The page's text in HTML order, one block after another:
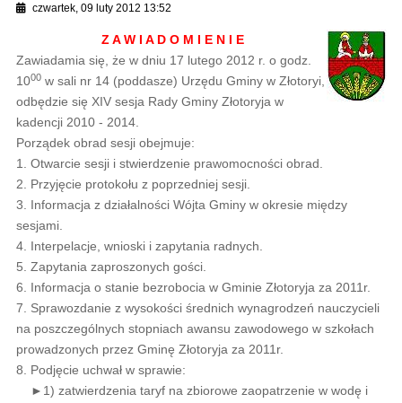
czwartek, 09 luty 2012 13:52
Z A W I A D O M I E N I E
Zawiadamia się, że w dniu 17 lutego 2012 r. o godz.
1000w sali nr 14 (poddasze) Urzędu Gminy w Złotoryi,
odbędzie się XIV sesja Rady Gminy Złotoryja w
kadencji 2010 - 2014.
Porządek obrad sesji obejmuje:
1. Otwarcie sesji i stwierdzenie prawomocności obrad.
2. Przyjęcie protokołu z poprzedniej sesji.
3. Informacja z działalności Wójta Gminy w okresie między
sesjami.
4. Interpelacje, wnioski i zapytania radnych.
5. Zapytania zaproszonych gości.
6. Informacja o stanie bezrobocia w Gminie Złotoryja za 2011r.
7. Sprawozdanie z wysokości średnich wynagrodzeń nauczycieli
na poszczególnych stopniach awansu zawodowego w szkołach
prowadzonych przez Gminę Złotoryja za 2011r.
8. Podjęcie uchwał w sprawie:
►1) zatwierdzenia taryf na zbiorowe zaopatrzenie w wodę i